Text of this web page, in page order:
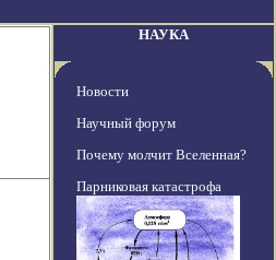
НАУКА
Новости
Научный форум
Почему молчит Вселенная?
Парниковая катастрофа